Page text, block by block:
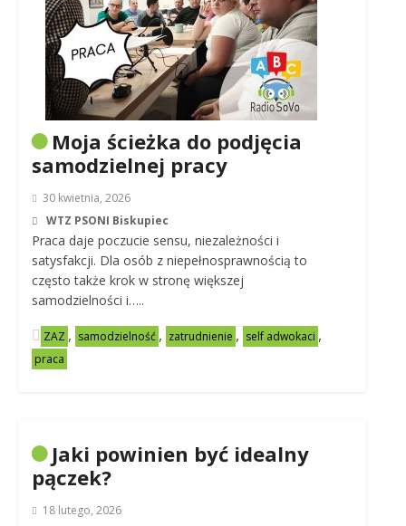
Moja ścieżka do podjęcia
samodzielnej pracy
30 kwietnia, 2026
WTZ PSONI Biskupiec
Praca daje poczucie sensu, niezależności i
satysfakcji. Dla osób z niepełnosprawnością to
często także krok w stronę większej
samodzielności i…..
ZAZ , samodzielność , zatrudnienie , self adwokaci ,
praca
Jaki powinien być idealny
pączek?
18 lutego, 2026